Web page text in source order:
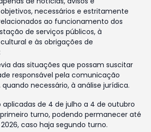
necessários e estritamente
ao funcionamento dos
de serviços públicos, à
e às obrigações de
das situações que possam suscitar
responsável pela comunicação
necessário, à análise jurídica.
aplicadas de 4 de julho a 4 de outubro
turno, podendo permanecer até
caso haja segundo turno.